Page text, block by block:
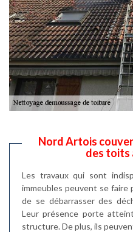
Nord Artois
des toits
Les travaux qui sont
immeubles peuvent se
de se débarrasser des
Leur présence porte
structure. De plus, ils